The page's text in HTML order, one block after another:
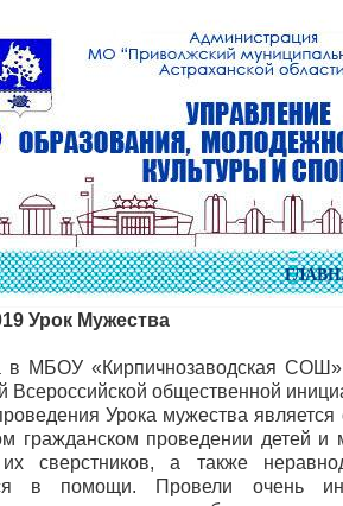
Урок Мужества
в МБОУ «Кирпичнозаводская
Всероссийской общественной
Урока мужества
гражданском проведении детей
сверстников, а также
в помощи. Провели очень